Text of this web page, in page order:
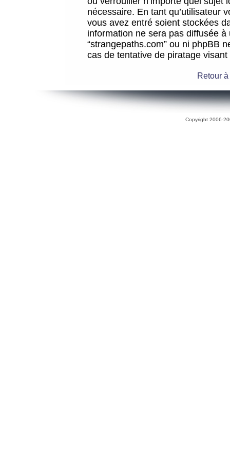
nécessaire. En tant qu’utilisateur
vous avez entré soient stockées
information ne sera pas diffusée
“strangepaths.com” ou ni phpBB
cas de tentative de piratage
Retour
Copyright 2006-